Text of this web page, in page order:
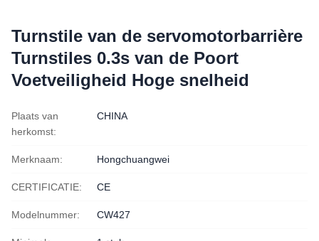
Turnstile van de servomotorbarrière
Turnstiles 0.3s van de Poort
Voetveiligheid Hoge snelheid
Plaats van
herkomst:
CHINA
Merknaam: Hongchuangwei
CERTIFICATIE: CE
Modelnummer: CW427